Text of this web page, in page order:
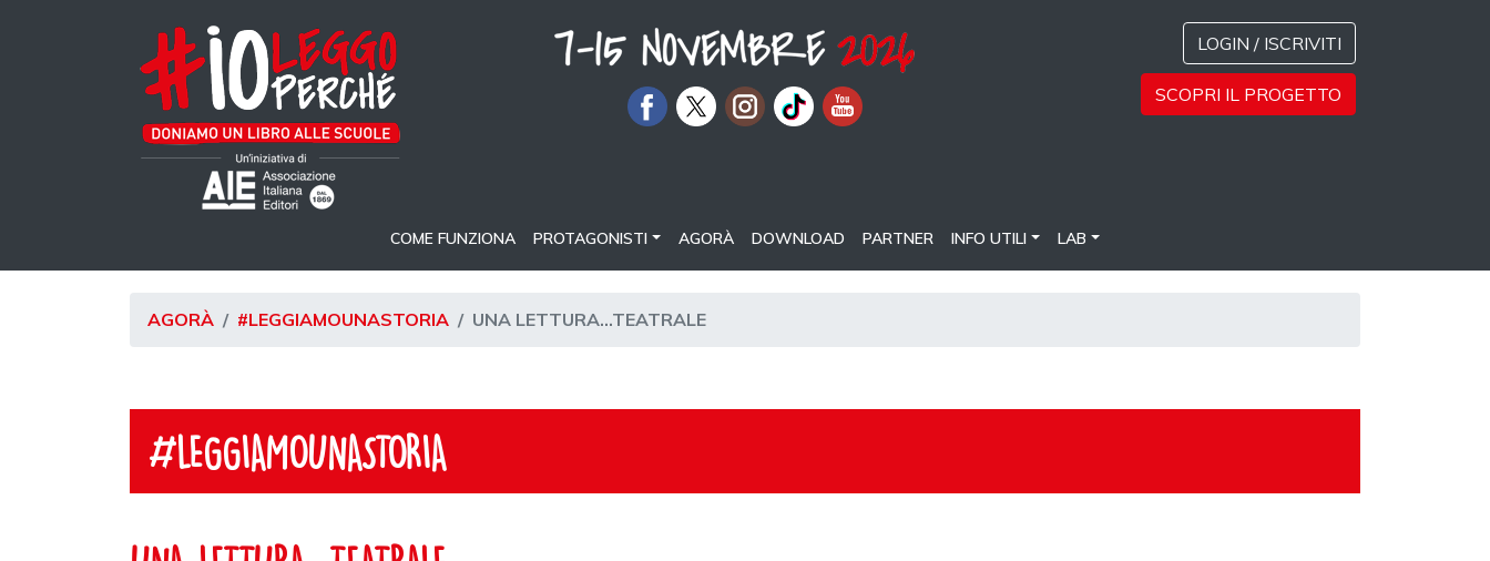
LOGIN / ISCRIVITI
SCOPRI IL PROGETTO
COME FUNZIONA PROTAGONISTI AGORÀ DOWNLOAD PARTNER INFO UTILI LAB
AGORÀ #LEGGIAMOUNASTORIA UNA LETTURA...TEATRALE
#LEGGIAMOUNASTORIA